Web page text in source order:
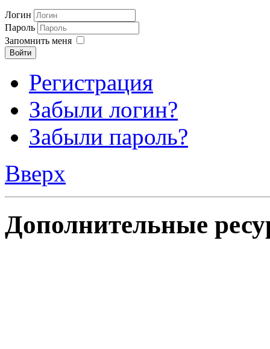
Логин
Пароль
Запомнить меня
Войти
Регистрация
Забыли логин?
Забыли пароль?
Вверх
Дополнительные